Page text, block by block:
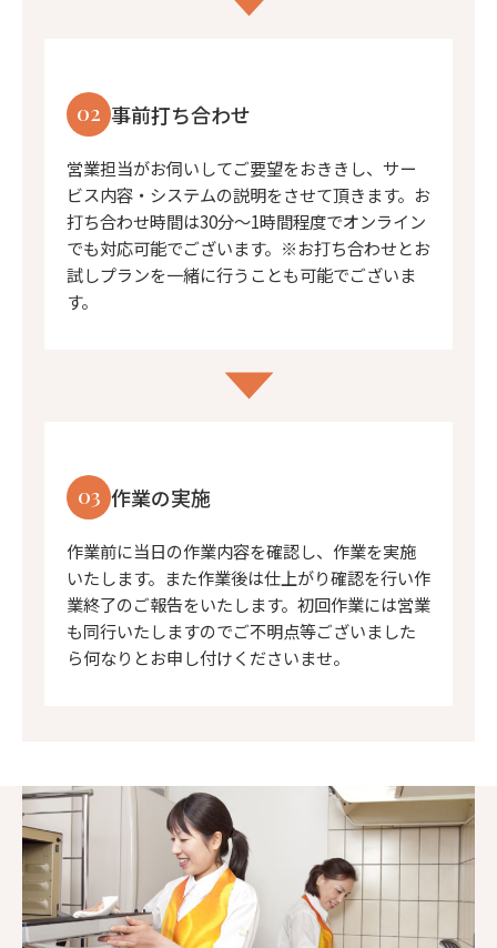
02 事前打ち合わせ
営業担当がお伺いしてご要望をおききし、サー
ビス内容・システムの説明をさせて頂きます。お
打ち合わせ時間は30分〜1時間程度でオンライン
でも対応可能でございます。※お打ち合わせとお
試しプランを一緒に行うことも可能でございま
す。
03 作業の実施
作業前に当日の作業内容を確認し、作業を実施
いたします。また作業後は仕上がり確認を行い作
業終了のご報告をいたします。初回作業には営業
も同行いたしますのでご不明点等ございました
ら何なりとお申し付けくださいませ。